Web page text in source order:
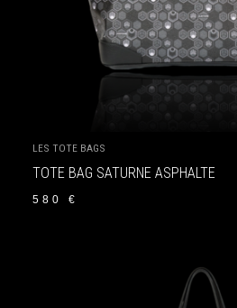
LES TOTE BAGS
TOTE BAG SATURNE ASPHALTE
580€